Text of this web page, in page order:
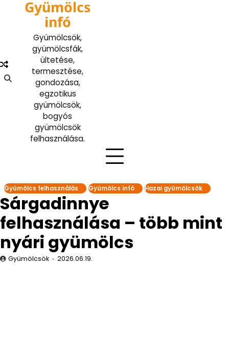
Gyümölcs
infó
Gyümölcsök,
gyümölcsfák,
ültetése,
termesztése,
gondozása,
egzotikus
gyümölcsök,
bogyós
gyümölcsök
felhasználása.
Gyümölcs felhasználás Gyümölcs infó Hazai gyümölcsök
Sárgadinnye
felhasználása – több mint
nyári gyümölcs
Gyümölcsök 2026.06.19.